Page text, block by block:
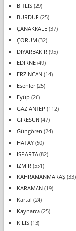
BİTLİS(29)
BURDUR (25)
ÇANAKKALE(37)
ÇORUM (32)
DİYARBAKIR (95)
EDİRNE(49)
ERZİNCAN(14)
Esenler(25)
Eyüp (26)
GAZİANTEP (112)
GİRESUN(47)
Güngören (24)
HATAY(50)
ISPARTA(82)
İZMİR (551)
KAHRAMANMARAŞ(33)
KARAMAN(19)
Kartal (24)
Kaynarca(25)
KİLİS(13)